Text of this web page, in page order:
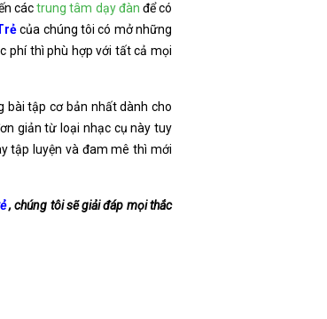
cáctrung tâm dạy đàn để có
của chúng tôi có mở những
phí thì phù hợp với tất cả mọi
bài tập cơ bản nhất dành cho
giản từ loại nhạc cụ này tuy
tập luyện và đam mê thì mới
, chúng tôi sẽ giải đáp mọi thắc